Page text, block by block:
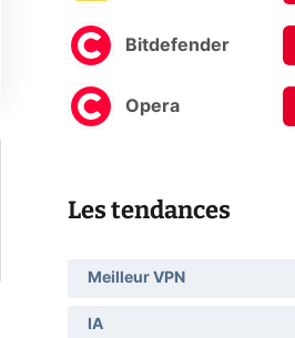
Bitdefender
Opera
Les tendances
Meilleur VPN
IA